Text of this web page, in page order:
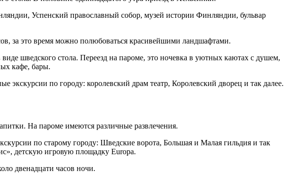
Успенский православный собор, музей истории Финляндии, бульвар
за это время можно полюбоваться красивейшими ландшафтами.
шведского стола. Переезд на пароме, это ночевка в уютных каютах с душем,
кафе, бары.
по городу: королевский драм театр, Королевский дворец и так далее.
На пароме имеются различные развлечения.
по старому городу: Шведские ворота, Большая и Малая гильдия и так
детскую игровую площадку Europa.
двенадцати часов ночи.